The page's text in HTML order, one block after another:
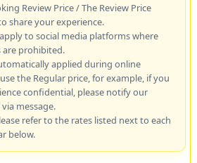
Review Price / The Review Price
share your experience.
to social media platforms where
are prohibited.
applied during online
the Regular price, for example, if you
confidential, please notify our
message.
refer to the rates listed next to each
below.